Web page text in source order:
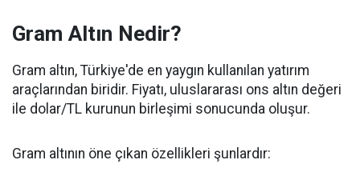
Gram Altın Nedir?
Gram altın, Türkiye'de en yaygın kullanılan yatırım
araçlarından biridir. Fiyatı, uluslararası ons altın değeri
ile dolar/TL kurunun birleşimi sonucunda oluşur.
Gram altının öne çıkan özellikleri şunlardır: